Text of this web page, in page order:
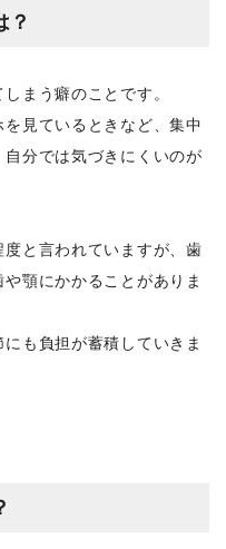
？
まう癖のことです。
見ているときなど、集中
分では気づきにくいのが
と言われていますが、歯
顎にかかることがありま
も負担が蓄積していきま